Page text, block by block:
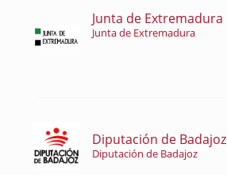
Junta de Extremadura
Junta de Extremadura
Diputación de Badajoz
Diputación de Badajoz